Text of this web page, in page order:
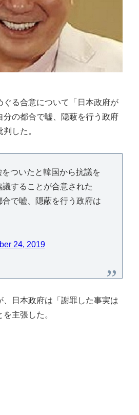
る合意について「日本政府が
の都合で嘘、隠蔽を行う政府
した。
ついたと韓国から抗議を
することが合意された
で嘘、隠蔽を行う政府は
24, 2019
日本政府は「謝罪した事実は
主張した。